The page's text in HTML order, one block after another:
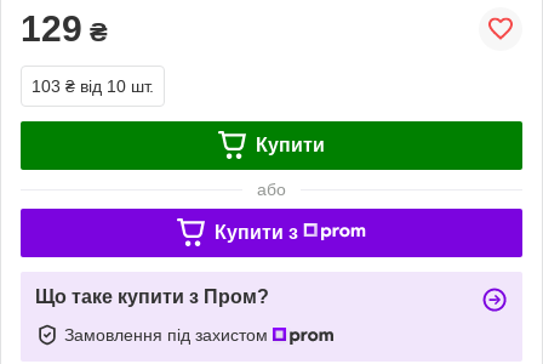
129 ₴
103 ₴ від 10 шт.
Купити
або
Купити з
Що таке купити з Пром?
Замовлення під захистом